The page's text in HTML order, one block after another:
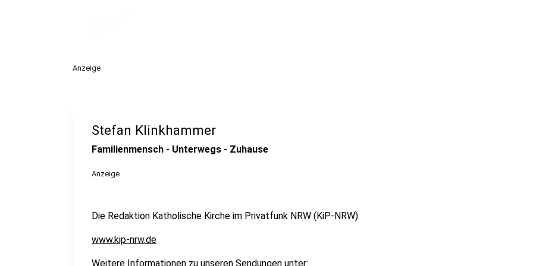
Anzeige
Stefan Klinkhammer
Familienmensch - Unterwegs - Zuhause
Anzeige
Die Redaktion Katholische Kirche im Privatfunk NRW (KiP-NRW):
www.kip-nrw.de
Weitere Informationen zu unseren Sendungen unter: